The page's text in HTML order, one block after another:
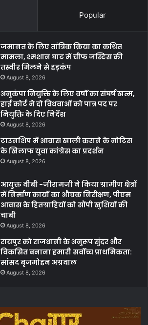
Popular
जमानत के लिए तांत्रिक क्रिया का कथित
मामला, श्मशान घाट में चीफ जस्टिस की
तस्वीर मिलने से हड़कंप
August 8, 2026
अनुकंपा नियुक्ति के लिए वर्षों का संघर्ष खत्म,
हाई कोर्ट ने दो विधवाओं को पात्र पद पर
नियुक्ति के दिए निर्देश
August 8, 2026
टाउनशिप में आवास खाली कराने के नोटिस
के खिलाफ युवा कांग्रेस का प्रदर्शन
August 8, 2026
आयुक्त वीबी -जीरामजी ने किया ग्रामीण क्षेत्रों
में निर्माण कार्यों का औचक निरीक्षण, पीएम
आवास के हितग्राहियों को सौंपी खुशियों की
चाबी
August 8, 2026
रायपुर को राजधानी के अनुरूप सुंदर और
विकसित बनाना हमारी सर्वोच्च प्राथमिकता:
सांसद बृजमोहन अग्रवाल
August 8, 2026